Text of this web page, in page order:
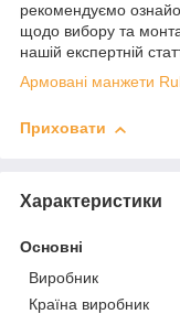
рекомендуємо
щодо вибору та
нашій експертній
Армовані манжети
Приховати
Характеристики
Основні
Виробник
Країна виробник